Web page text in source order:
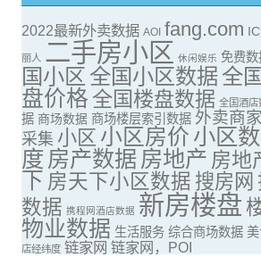
2022最新外卖数据 AOI fang.com
丽人 二手房小区 休闲娱乐 免费数
国小区 全国小区数据全
盘价格 全国楼盘数据 全国酒店
据 商场数据 商场楼层索引数据 外卖商
采集 小区 小区房价 小区
度 房产数据 房地产 房地
下 房天下小区数据 搜房网
数据 携程网酒店数据 新房楼盘
物业数据 生活服务 综合商场数据
店经纬度 链家网 链家网，POI